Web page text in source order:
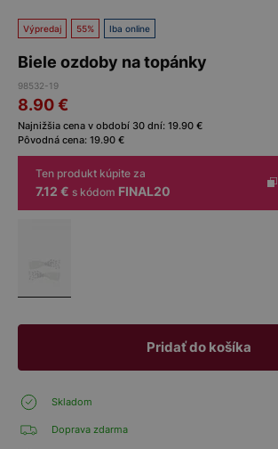
Výpredaj 55% Iba online
Biele ozdoby na topánky
98532-19
8.90€
Najnižšia cena v období 30 dní: 19.90 €
Pôvodná cena: 19.90 €
Ten produkt kúpite za
7.12 € s kódom FINAL20
Pridať do košíka
Skladom
Doprava zdarma